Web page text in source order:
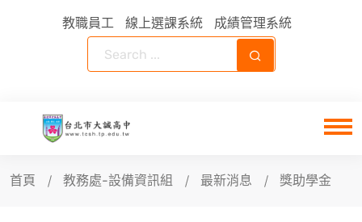
教職員工 線上選課系統 成績管理系統
首頁 教務處-設備資訊組 最新消息 獎助學金